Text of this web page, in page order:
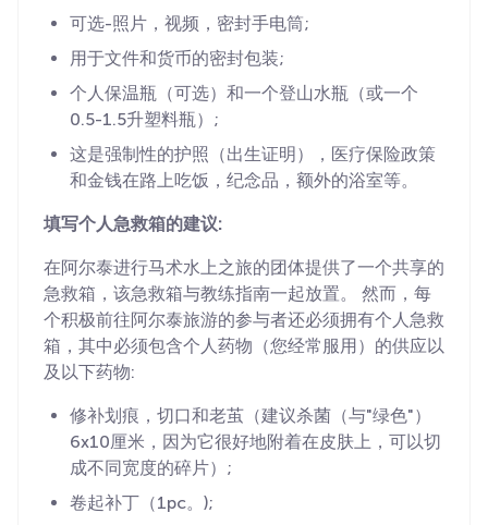
可选-照片，视频，密封手电筒;
用于文件和货币的密封包装;
个人保温瓶（可选）和一个登山水瓶（或一个
0.5-1.5升塑料瓶）;
这是强制性的护照（出生证明），医疗保险政策
和金钱在路上吃饭，纪念品，额外的浴室等。
填写个人急救箱的建议:
在阿尔泰进行马术水上之旅的团体提供了一个共享的
急救箱，该急救箱与教练指南一起放置。 然而，每
个积极前往阿尔泰旅游的参与者还必须拥有个人急救
箱，其中必须包含个人药物（您经常服用）的供应以
及以下药物:
修补划痕，切口和老茧（建议杀菌（与"绿色"）
6x10厘米，因为它很好地附着在皮肤上，可以切
成不同宽度的碎片）;
卷起补丁（1pc。);